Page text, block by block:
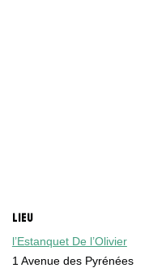
LIEU
l’Estanquet De l’Olivier
1 Avenue des Pyrénées